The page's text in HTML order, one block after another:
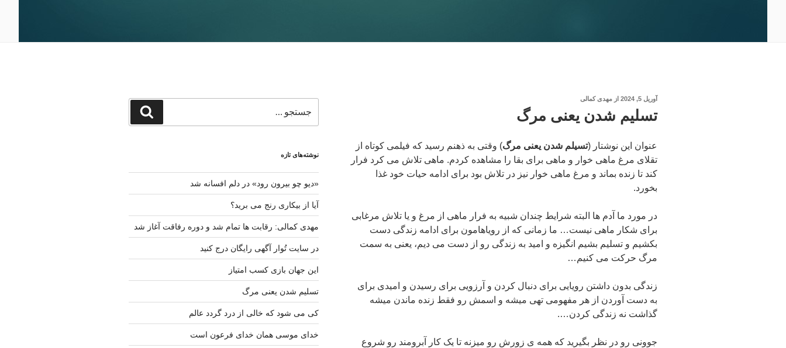
نوشته‌شده
آوریل 5, 2024 از مهدی کمالی
تسلیم شدن یعنی مرگ
عنوان این نوشتار (تسیلم شدن یعنی مرگ) وقتی به ذهنم رسید که فیلمی کوتاه از
تقلای مرغ ماهی خوار و ماهی برای بقا را مشاهده کردم. ماهی تلاش می کرد فرار
کند تا زنده بماند و مرغ ماهی خوار نیز در تلاش بود برای ادامه حیات خود غذا
بخورد.
در مورد ما آدم ها البته شرایط چندان شبیه به فرار ماهی از مرغ و یا تلاش مرغابی
برای شکار ماهی نیست… ما زمانی که از رویاهامون برای ادامه زندگی دست
بکشیم و تسلیم بشیم انگیزه و امید به زندگی رو از دست می دیم، یعنی به سمت
مرگ حرکت می کنیم…
زندگی بدون داشتن رویایی برای دنبال کردن و آرزویی برای رسیدن و امیدی برای
به دست آوردن از هر مفهومی تهی میشه و اسمش رو فقط زنده ماندن میشه
گذاشت نه زندگی کردن….
جوونی رو در نظر بگیرید که همه ی زورش رو میزنه تا یک کار آبرومند رو شروع
برای
جستجو
نوشته‌های تازه
«دیو چو بیرون رود» در دلم افسانه شد
آیا از بیکاری رنج می برید؟
مهدی کمالی: رقابت ها تمام شد و دوره رفاقت آغاز شد
در سایت تُوار آگهی رایگان درج کنید
این جهان بازی کسب امتیاز
تسلیم شدن یعنی مرگ
کی می شود که خالی از درد گردد عالم
خدای موسی همان خدای فرعون است